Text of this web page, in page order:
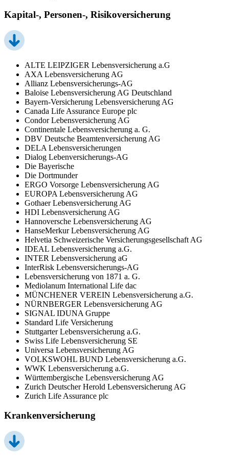
Kapital-, Personen-, Risikoversicherung
ALTE LEIPZIGER Lebensversicherung a.G
AXA Lebensversicherung AG
Allianz Lebensversicherungs-AG
Baloise Lebensversicherung AG Deutschland
Bayern-Versicherung Lebensversicherung AG
Canada Life Assurance Europe plc
Condor Lebensversicherung AG
Continentale Lebensversicherung a. G.
DBV Deutsche Beamtenversicherung AG
DELA Lebensversicherungen
Dialog Lebenversicherungs-AG
Die Bayerische
Die Dortmunder
ERGO Vorsorge Lebensversicherung AG
EUROPA Lebensversicherung AG
Gothaer Lebensversicherung AG
HDI Lebensversicherung AG
Hannoversche Lebensversicherung AG
HanseMerkur Lebensversicherung AG
Helvetia Schweizerische Versicherungsgesellschaft AG
IDEAL Lebensversicherung a.G.
INTER Lebensversicherung aG
InterRisk Lebensversicherungs-AG
Lebensversicherung von 1871 a. G.
Mediolanum International Life dac
MÜNCHENER VEREIN Lebensversicherung a.G.
NÜRNBERGER Lebensversicherung AG
SIGNAL IDUNA Gruppe
Standard Life Versicherung
Stuttgarter Lebensversicherung a.G.
Swiss Life Lebensversicherung SE
Universa Lebensversicherung AG
VOLKSWOHL BUND Lebensversicherung a.G.
WWK Lebensversicherung a.G.
Württembergische Lebensversicherung AG
Zurich Deutscher Herold Lebensversicherung AG
Zurich Life Assurance plc
Krankenversicherung